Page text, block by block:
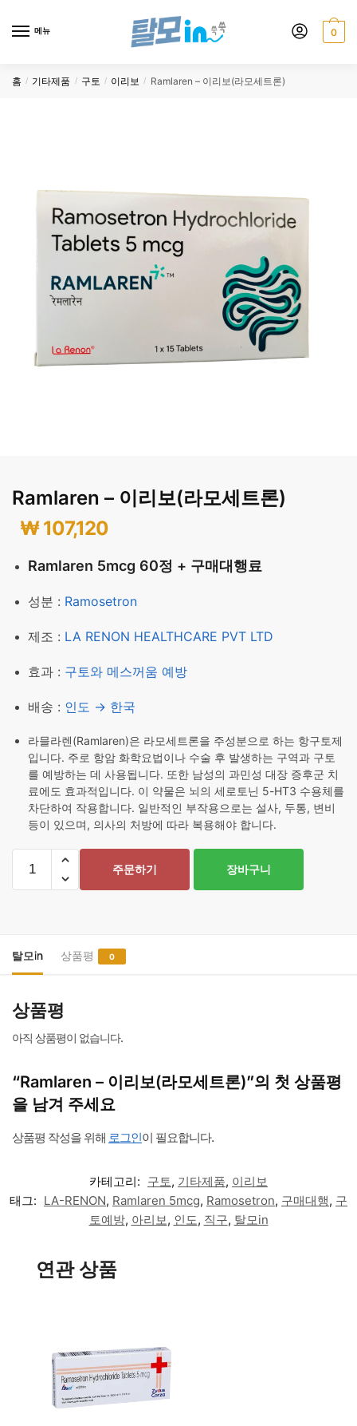
메뉴 0
홈 / 기타제품 / 구토 / 이리보 / Ramlaren – 이리보(라모세트론)
Ramlaren – 이리보(라모세트론)
₩107,120
Ramlaren 5mcg 60정 + 구매대행료
성분 : Ramosetron
제조 : LA RENON HEALTHCARE PVT LTD
효과 : 구토와 메스꺼움 예방
배송 : 인도 → 한국
라믈라렌(Ramlaren)은 라모세트론을 주성분으로 하는 항구토제
입니다. 주로 항암 화학요법이나 수술 후 발생하는 구역과 구토
를 예방하는 데 사용됩니다. 또한 남성의 과민성 대장 증후군 치
료에도 효과적입니다. 이 약물은 뇌의 세로토닌 5-HT3 수용체를
차단하여 작용합니다. 일반적인 부작용으로는 설사, 두통, 변비
등이 있으며, 의사의 처방에 따라 복용해야 합니다.
Ramlaren
(라
모
트
론)
수
주문하기 장바구니
탈모in 상품평 0
상품평
아직 상품평이 없습니다.
“Ramlaren – 이리보(라모세트론)”의 첫 상품평
을 남겨 주세요
상품평 작성을 위해 로그인이 필요합니다.
카테고리: 구토, 기타제품, 이리보
태그: LA-RENON, Ramlaren 5mcg, Ramosetron, 구매대행, 구
토예방, 아리보, 인도, 직구, 탈모in
연관 상품